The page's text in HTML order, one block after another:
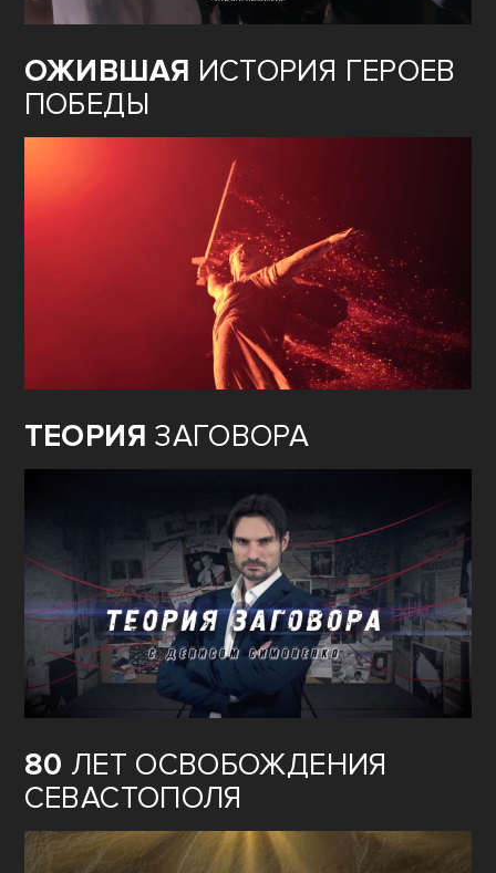
ОЖИВШАЯ ИСТОРИЯ ГЕРОЕВ
ПОБЕДЫ
ТЕОРИЯ ЗАГОВОРА
80 ЛЕТ ОСВОБОЖДЕНИЯ
СЕВАСТОПОЛЯ